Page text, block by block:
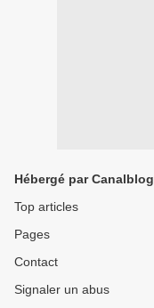
Hébergé par Canalblog
Top articles
Pages
Contact
Signaler un abus